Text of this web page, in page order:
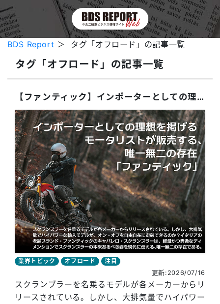
BDS Report ＞ タグ「オフロード」の記事一覧
タグ「オフロード」の記事一覧
業界トピック オフロード
注目
更新:2026/07/16
【ファンティック】インポーターとしての理想を掲げるモータリストが販売する、唯一無二の存在
スクランブラーを名乗るモデルが各メーカーからリ
リースされている。しかし、大排気量でハイパワー